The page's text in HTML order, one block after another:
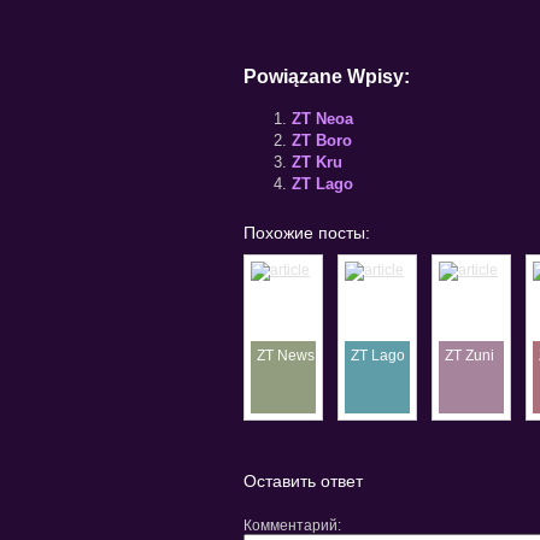
Powiązane Wpisy:
ZT Neoa
ZT Boro
ZT Kru
ZT Lago
Похожие посты:
ZT News ZT Lago ZT Zuni
Оставить ответ
Комментарий